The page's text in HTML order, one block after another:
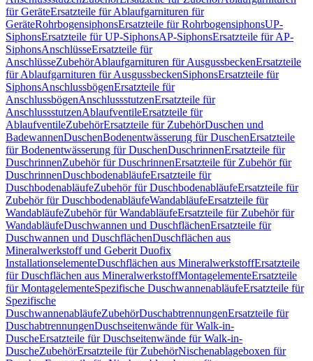
für GeräteErsatzteile für Ablaufgarnituren für
GeräteRohrbogensiphonsErsatzteile für RohrbogensiphonsUP-
SiphonsErsatzteile für UP-SiphonsAP-SiphonsErsatzteile für AP-
SiphonsAnschlüsseErsatzteile für
AnschlüsseZubehörAblaufgarnituren für AusgussbeckenErsatzteile
für Ablaufgarnituren für AusgussbeckenSiphonsErsatzteile für
SiphonsAnschlussbögenErsatzteile für
AnschlussbögenAnschlussstutzenErsatzteile für
AnschlussstutzenAblaufventileErsatzteile für
AblaufventileZubehörErsatzteile für ZubehörDuschen und
BadewannenDuschenBodenentwässerung für DuschenErsatzteile
für Bodenentwässerung für DuschenDuschrinnenErsatzteile für
DuschrinnenZubehör für DuschrinnenErsatzteile für Zubehör für
DuschrinnenDuschbodenabläufeErsatzteile für
DuschbodenabläufeZubehör für DuschbodenabläufeErsatzteile für
Zubehör für DuschbodenabläufeWandabläufeErsatzteile für
WandabläufeZubehör für WandabläufeErsatzteile für Zubehör für
WandabläufeDuschwannen und DuschflächenErsatzteile für
Duschwannen und DuschflächenDuschflächen aus
Mineralwerkstoff und Geberit Duofix
InstallationselementeDuschflächen aus MineralwerkstoffErsatzteile
für Duschflächen aus MineralwerkstoffMontagelementeErsatzteile
für MontagelementeSpezifische DuschwannenabläufeErsatzteile für
Spezifische
DuschwannenabläufeZubehörDuschabtrennungenErsatzteile für
DuschabtrennungenDuschseitenwände für Walk-in-
DuscheErsatzteile für Duschseitenwände für Walk-in-
DuscheZubehörErsatzteile für ZubehörNischenablageboxen für